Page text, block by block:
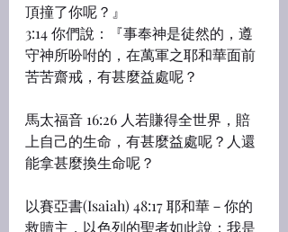
頂撞了你呢？』
3:14 你們說：『事奉神是徒然的，遵
守神所吩咐的，在萬軍之耶和華面前
苦苦齋戒，有甚麼益處呢？
馬太福音 16:26 人若賺得全世界，賠
上自己的生命，有甚麼益處呢？人還
能拿甚麼換生命呢？
以賽亞書(Isaiah) 48:17 耶和華－你的
救贖主，以色列的聖者如此說：我是